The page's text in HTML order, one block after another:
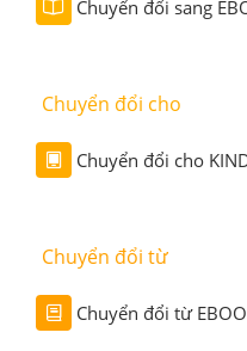
Chuyển đổi sang
Chuyển đổi cho
Chuyển đổi cho
Chuyển đổi từ
Chuyển đổi từ